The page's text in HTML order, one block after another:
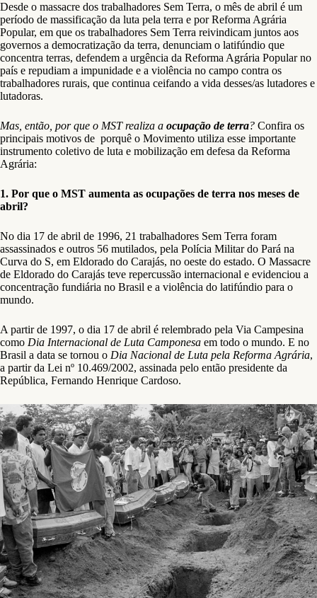
Desde o massacre dos trabalhadores Sem Terra, o mês de abril é um
período de massificação da luta pela terra e por Reforma Agrária
Popular, em que os trabalhadores Sem Terra reivindicam juntos aos
governos a democratização da terra, denunciam o latifúndio que
concentra terras, defendem a urgência da Reforma Agrária Popular no
país e repudiam a impunidade e a violência no campo contra os
trabalhadores rurais, que continua ceifando a vida desses/as lutadores e
lutadoras.
Mas, então, por que o MST realiza a ocupação de terra? Confira os
principais motivos de porquê o Movimento utiliza esse importante
instrumento coletivo de luta e mobilização em defesa da Reforma
Agrária:
1. Por que o MST aumenta as ocupações de terra nos meses de
abril?
No dia 17 de abril de 1996, 21 trabalhadores Sem Terra foram
assassinados e outros 56 mutilados, pela Polícia Militar do Pará na
Curva do S, em Eldorado do Carajás, no oeste do estado. O Massacre
de Eldorado do Carajás teve repercussão internacional e evidenciou a
concentração fundiária no Brasil e a violência do latifúndio para o
mundo.
A partir de 1997, o dia 17 de abril é relembrado pela Via Campesina
como Dia Internacional de Luta Camponesa em todo o mundo. E no
Brasil a data se tornou o Dia Nacional de Luta pela Reforma Agrária,
a partir da Lei nº 10.469/2002, assinada pelo então presidente da
República, Fernando Henrique Cardoso.